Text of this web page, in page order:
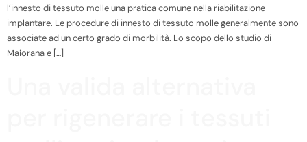
l’innesto di tessuto molle una pratica comune nella riabilitazione
implantare. Le procedure di innesto di tessuto molle generalmente sono
associate ad un certo grado di morbilità. Lo scopo dello studio di
Maiorana e […]